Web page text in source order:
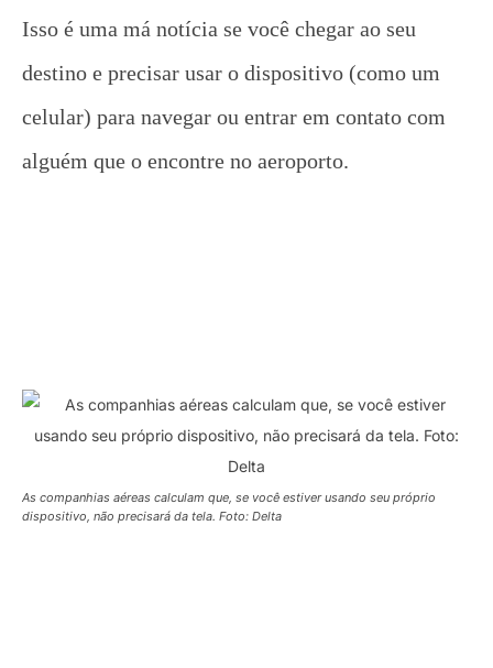
Isso é uma má notícia se você chegar ao seu
destino e precisar usar o dispositivo (como um
celular) para navegar ou entrar em contato com
alguém que o encontre no aeroporto.
As companhias aéreas calculam que, se você estiver usando seu próprio
dispositivo, não precisará da tela. Foto: Delta